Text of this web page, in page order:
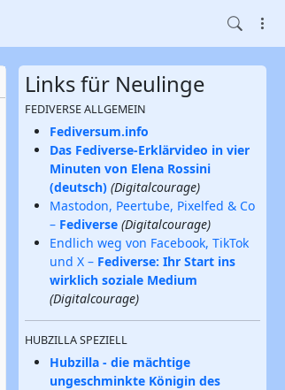
Links für Neulinge
FEDIVERSE ALLGEMEIN
Fediversum.info
Das Fediverse-Erklärvideo in vier
Minuten von Elena Rossini
(deutsch) (Digitalcourage)
Mastodon, Peertube, Pixelfed & Co
– Fediverse (Digitalcourage)
Endlich weg von Facebook, TikTok
und X – Fediverse: Ihr Start ins
wirklich soziale Medium
(Digitalcourage)
HUBZILLA SPEZIELL
Hubzilla - die mächtige
ungeschminkte Königin des